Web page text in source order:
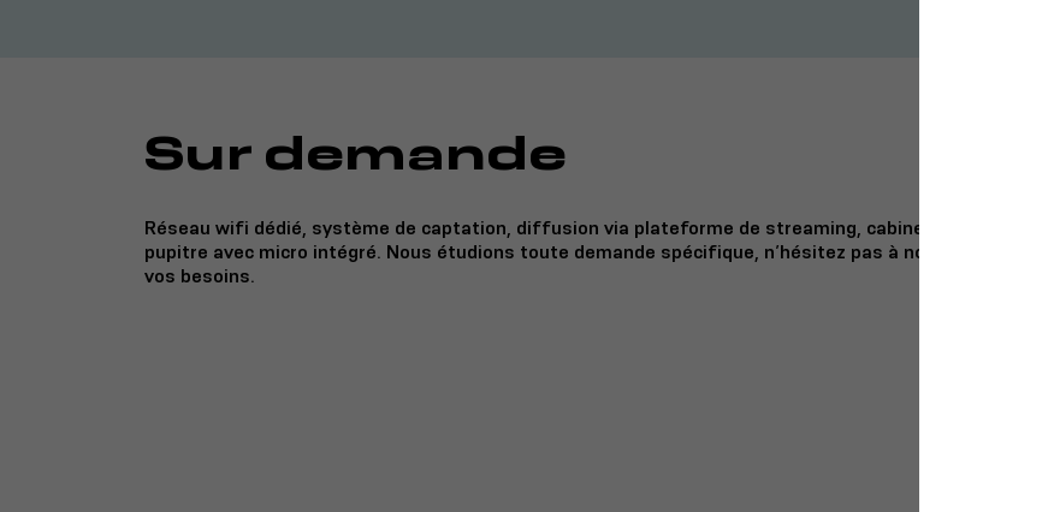
Sur demande
Réseau wifi dédié, système de captation, diffusion via plateforme de streaming, cabines de traduction,
pupitre avec micro intégré. Nous étudions toute demande spécifique, n’hésitez pas à nous transmettre
vos besoins.